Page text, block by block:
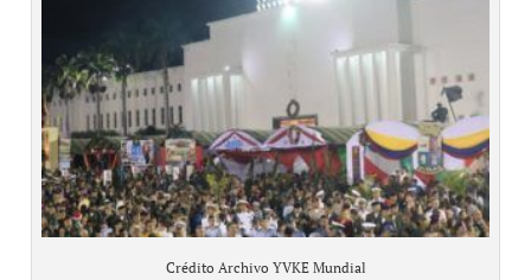
Crédito Archivo YVKE Mundial